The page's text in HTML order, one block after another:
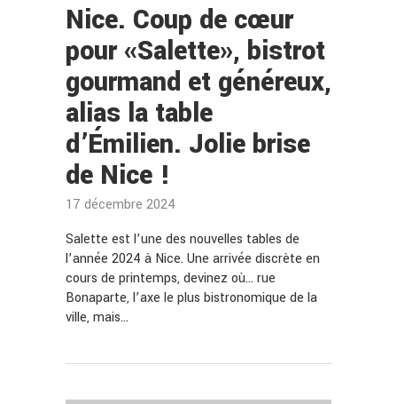
Nice. Coup de cœur
pour «Salette», bistrot
gourmand et généreux,
alias la table
d’Émilien. Jolie brise
de Nice !
17 décembre 2024
Salette est l’une des nouvelles tables de
l’année 2024 à Nice. Une arrivée discrète en
cours de printemps, devinez où… rue
Bonaparte, l’axe le plus bistronomique de la
ville, mais…